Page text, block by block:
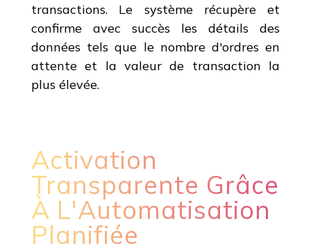
transactions. Le système récupère et
confirme avec succès les détails des
données tels que le nombre d'ordres en
attente et la valeur de transaction la
plus élevée.
Activation
Transparente Grâce
À L'Automatisation
Planifiée